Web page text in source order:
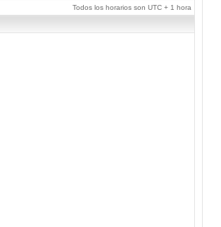
Todos los horarios son UTC + 1 hora